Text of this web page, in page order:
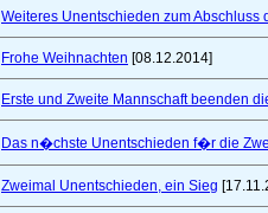
Weiteres Unentschieden zum Abschluss
Frohe Weihnachten [08.12.2014]
Erste und Zweite Mannschaft beenden
Das n�chste Unentschieden f�r die
Zweimal Unentschieden, ein Sieg